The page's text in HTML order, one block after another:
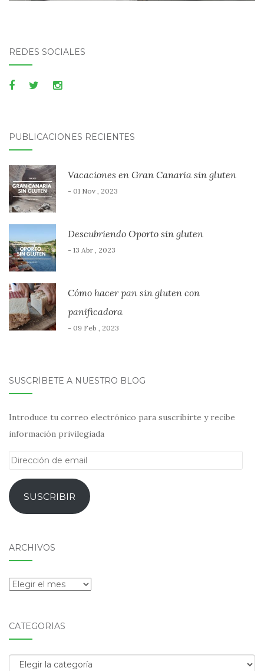
REDES SOCIALES
PUBLICACIONES RECIENTES
Vacaciones en Gran Canaria sin gluten
- 01 Nov , 2023
Descubriendo Oporto sin gluten
- 13 Abr , 2023
Cómo hacer pan sin gluten con
panificadora
- 09 Feb , 2023
SUSCRÍBETE A NUESTRO BLOG
Introduce tu correo electrónico para suscribirte y recibe
información privilegiada
Dirección
emailSUSCRIBIR
ARCHIVOS
Archivos
CATEGORÍAS
Categorías